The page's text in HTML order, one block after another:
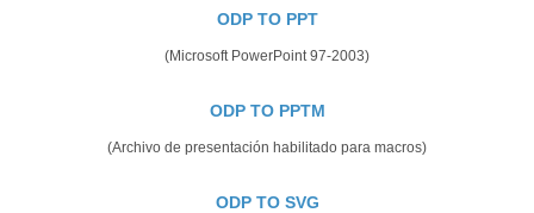
ODP TO PPT
(Microsoft PowerPoint 97-2003)
ODP TO PPTM
(Archivo de presentación habilitado para macros)
ODP TO SVG